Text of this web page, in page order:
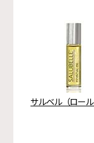
サルベル（ロール